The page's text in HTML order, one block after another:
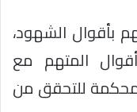
بأقوال الشهود،
المتهم مع
للتحقق من